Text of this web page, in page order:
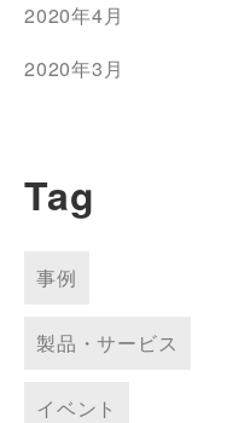
2020年4月
2020年3月
Tag
事例
製品・サービス
イベント